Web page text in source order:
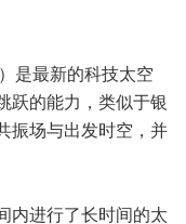
是最新的科技太空
跃的能力，类似于银
振场与出发时空，并
内进行了长时间的太